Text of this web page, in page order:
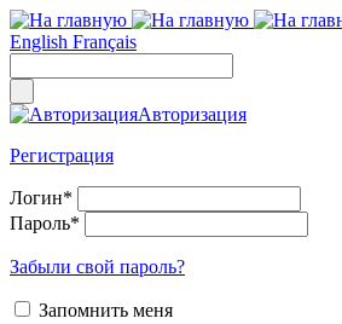
English Français
Авторизация
Регистрация
Логин*
Пароль*
Забыли свой пароль?
Запомнить меня